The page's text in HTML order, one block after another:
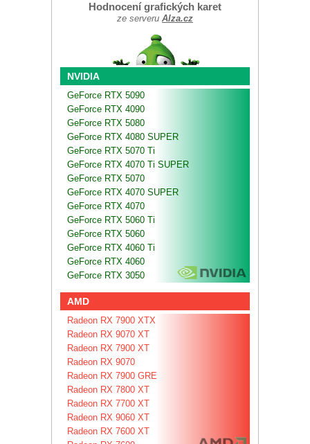
Hodnocení grafických karet
ze serveru Alza.cz
NVIDIA
GeForce RTX 5090
GeForce RTX 4090
GeForce RTX 5080
GeForce RTX 4080 SUPER
GeForce RTX 5070 Ti
GeForce RTX 4070 Ti SUPER
GeForce RTX 5070
GeForce RTX 4070 SUPER
GeForce RTX 4070
GeForce RTX 5060 Ti
GeForce RTX 5060
GeForce RTX 4060 Ti
GeForce RTX 4060
GeForce RTX 3050
AMD
Radeon RX 7900 XTX
Radeon RX 9070 XT
Radeon RX 7900 XT
Radeon RX 9070
Radeon RX 7900 GRE
Radeon RX 7800 XT
Radeon RX 7700 XT
Radeon RX 9060 XT
Radeon RX 7600 XT